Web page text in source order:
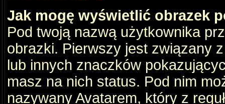
Jak mogę wyświetlić obrazek
Pod twoją nazwą użytkownika
obrazki. Pierwszy jest związany
lub innych znaczków
masz na nich status. Pod nim
nazywany Avatarem, który z